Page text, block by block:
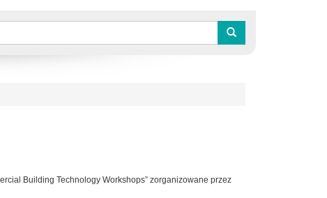
Building Technology Workshops” zorganizowane przez